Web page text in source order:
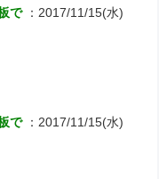
で ：2017/11/15(水)
で ：2017/11/15(水)